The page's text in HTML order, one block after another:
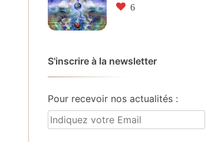
6
S'inscrire à la newsletter
Pour recevoir nos actualités :